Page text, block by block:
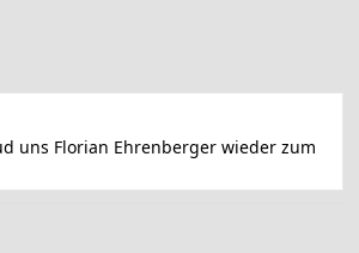
uns Florian Ehrenberger wieder zum